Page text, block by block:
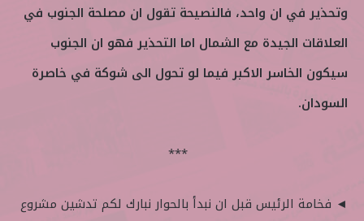
وتحذير في ان واحد، فالنصيحة تقول ان مصلحة الجنوب في
العلاقات الجيدة مع الشمال اما التحذير فهو ان الجنوب
سيكون الخاسر الاكبر فيما لو تحول الى شوكة في خاصرة
السودان.
***
◄ فخامة الرئيس قبل ان نبدأ بالحوار نبارك لكم تدشين مشروع